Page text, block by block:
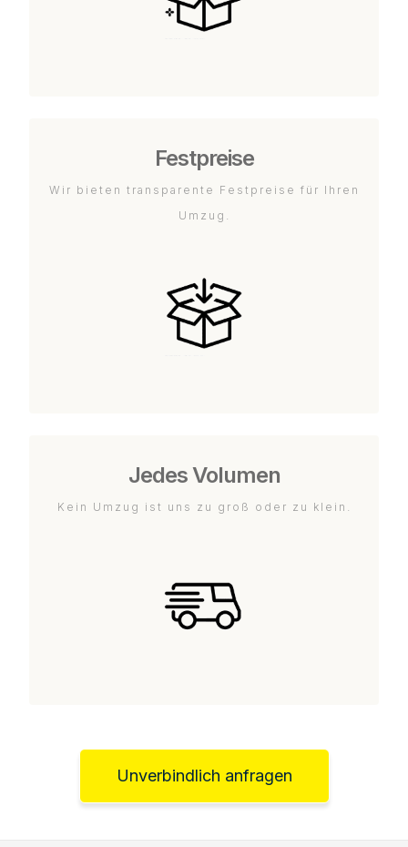
Festpreise
Wir bieten transparente Festpreise für Ihren
Umzug.
Jedes Volumen
Kein Umzug ist uns zu groß oder zu klein.
Unverbindlich anfragen